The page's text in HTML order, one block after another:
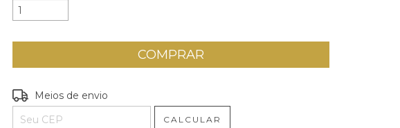
Entregas para o CEP:
Meios de envio
CALCULAR